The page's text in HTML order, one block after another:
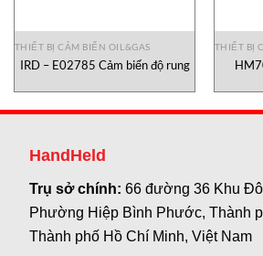
THIẾT BỊ CẢM BIẾN OIL&GAS
IRD – E02785 Cảm biến độ rung
THIẾT BỊ
HandHeld
Trụ sở chính:66 đường 36 Khu
Phường Hiệp Bình Phước, Thành
Thành phố Hồ Chí Minh, Việt Nam